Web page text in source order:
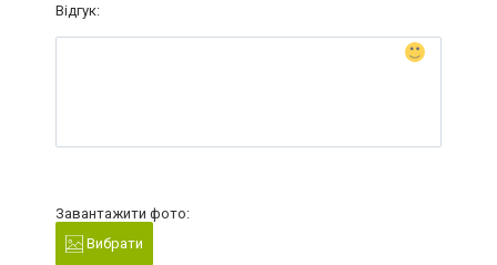
Відгук:
Завантажити фото:
Вибрати